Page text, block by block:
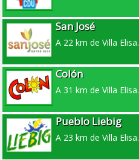
San José
A 22 km de Villa Elisa.
Colón
A 31 km de Villa Elisa.
Pueblo Liebig
A 23 km de Villa Elisa.